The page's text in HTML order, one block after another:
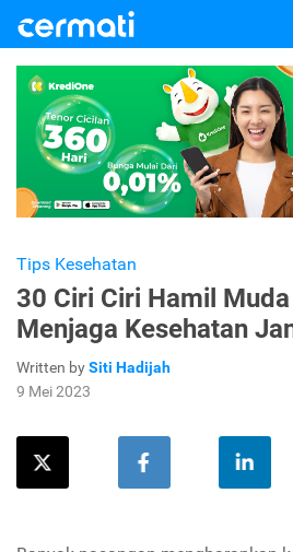
Tips Kesehatan
30 Ciri Ciri Hamil
Menjaga Kesehatan
Written bySiti Hadijah
9 Mei 2023